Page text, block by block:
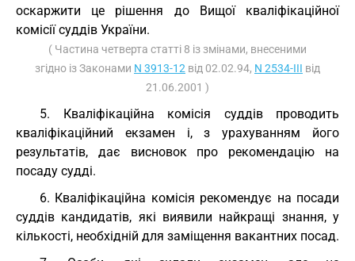
оскаржити це рішення до Вищої кваліфікаційної
комісії суддів України.
( Частина четверта статті 8 із змінами, внесеними
згідно із Законами N 3913-12 від 02.02.94, N 2534-III від
21.06.2001 )
5. Кваліфікаційна комісія суддів проводить
кваліфікаційний екзамен і, з урахуванням його
результатів, дає висновок про рекомендацію на
посаду судді.
6. Кваліфікаційна комісія рекомендує на посади
суддів кандидатів, які виявили найкращі знання, у
кількості, необхідній для заміщення вакантних посад.